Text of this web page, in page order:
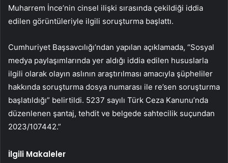
Muharrem İnce’nin cinsel ilişki sırasında çekildiği iddia
edilen görüntüleriyle ilgili soruşturma başlattı.
Cumhuriyet Başsavcılığı’ndan yapılan açıklamada, “Sosyal
medya paylaşımlarında yer aldığı iddia edilen hususlarla
ilgili olarak olayın aslının araştırılması amacıyla şüpheliler
hakkında soruşturma dosya numarası ile re’sen soruşturma
başlatıldığı” belirtildi. 5237 sayılı Türk Ceza Kanunu’nda
düzenlenen şantaj, tehdit ve belgede sahtecilik suçundan
2023/107442.”
İlgili Makaleler